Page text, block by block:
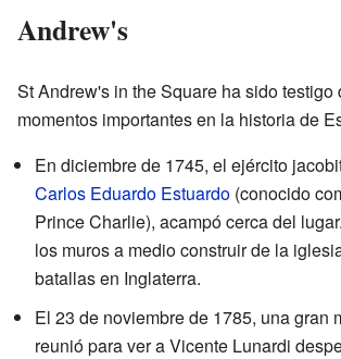
Andrew's
St Andrew's in the Square ha sido testigo
momentos importantes en la historia de
En diciembre de 1745, el ejército
Carlos Eduardo Estuardo (conocido
Prince Charlie), acampó cerca del
los muros a medio construir de la
batallas en Inglaterra.
El 23 de noviembre de 1785, una gran
reunió para ver a Vicente Lunardi